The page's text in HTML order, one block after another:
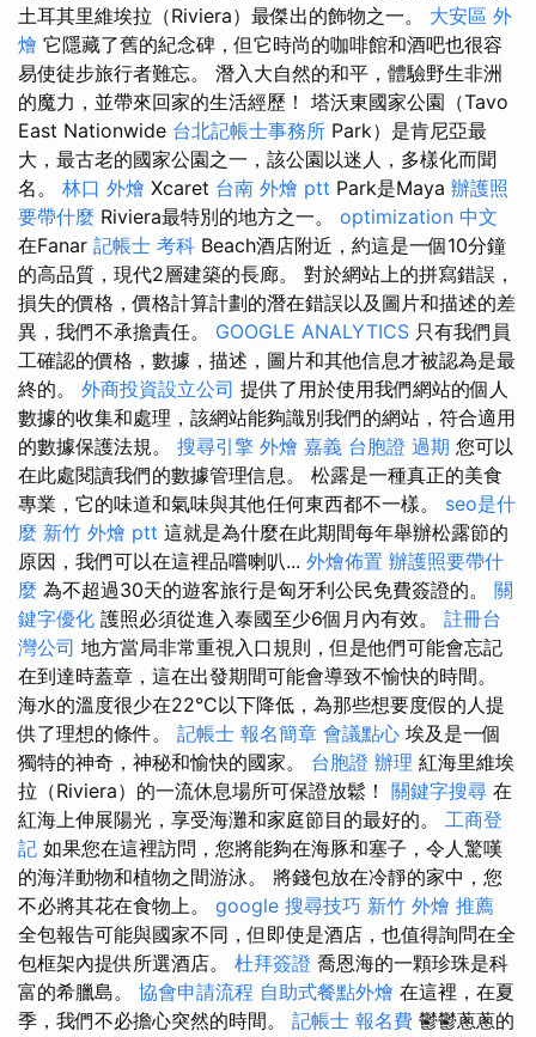
土耳其里維埃拉（Riviera）最傑出的飾物之一。 大安區 外
燴 它隱藏了舊的紀念碑，但它時尚的咖啡館和酒吧也很容
易使徒步旅行者難忘。 潛入大自然的和平，體驗野生非洲
的魔力，並帶來回家的生活經歷！ 塔沃東國家公園（Tavo
East Nationwide 台北記帳士事務所 Park）是肯尼亞最
大，最古老的國家公園之一，該公園以迷人，多樣化而聞
名。 林口 外燴 Xcaret 台南 外燴 ptt Park是Maya 辦護照
要帶什麼 Riviera最特別的地方之一。 optimization 中文
在Fanar 記帳士 考科 Beach酒店附近，約這是一個10分鐘
的高品質，現代2層建築的長廊。 對於網站上的拼寫錯誤，
損失的價格，價格計算計劃的潛在錯誤以及圖片和描述的差
異，我們不承擔責任。 GOOGLE ANALYTICS 只有我們員
工確認的價格，數據，描述，圖片和其他信息才被認為是最
終的。 外商投資設立公司 提供了用於使用我們網站的個人
數據的收集和處理，該網站能夠識別我們的網站，符合適用
的數據保護法規。 搜尋引擎 外燴 嘉義 台胞證 過期 您可以
在此處閱讀我們的數據管理信息。 松露是一種真正的美食
專業，它的味道和氣味與其他任何東西都不一樣。 seo是什
麼 新竹 外燴 ptt 這就是為什麼在此期間每年舉辦松露節的
原因，我們可以在這裡品嚐喇叭... 外燴佈置 辦護照要帶什
麼 為不超過30天的遊客旅行是匈牙利公民免費簽證的。 關
鍵字優化 護照必須從進入泰國至少6個月內有效。 註冊台
灣公司 地方當局非常重視入口規則，但是他們可能會忘記
在到達時蓋章，這在出發期間可能會導致不愉快的時間。
海水的溫度很少在22°C以下降低，為那些想要度假的人提
供了理想的條件。 記帳士 報名簡章 會議點心 埃及是一個
獨特的神奇，神秘和愉快的國家。 台胞證 辦理 紅海里維埃
拉（Riviera）的一流休息場所可保證放鬆！ 關鍵字搜尋 在
紅海上伸展陽光，享受海灘和家庭節目的最好的。 工商登
記 如果您在這裡訪問，您將能夠在海豚和塞子，令人驚嘆
的海洋動物和植物之間游泳。 將錢包放在冷靜的家中，您
不必將其花在食物上。 google 搜尋技巧 新竹 外燴 推薦
全包報告可能與國家不同，但即使是酒店，也值得詢問在全
包框架內提供所選酒店。 杜拜簽證 喬恩海的一顆珍珠是科
富的希臘島。 協會申請流程 自助式餐點外燴 在這裡，在夏
季，我們不必擔心突然的時間。 記帳士 報名費 鬱鬱蔥蔥的